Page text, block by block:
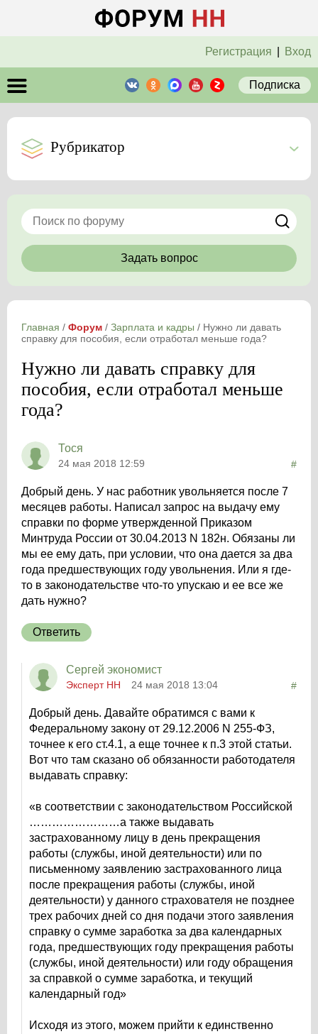
Регистрация Вход
Подписка
Рубрикатор
Задать вопрос
Главная / Форум / Зарплата и кадры / Нужно ли давать
справку для пособия, если отработал меньше года?
Нужно ли давать справку для
пособия, если отработал меньше
года?
Тося
24 мая 2018 12:59 #
Добрый день. У нас работник увольняется после 7
месяцев работы. Написал запрос на выдачу ему
справки по форме утвержденной Приказом
Минтруда России от 30.04.2013 N 182н. Обязаны ли
мы ее ему дать, при условии, что она дается за два
года предшествующих году увольнения. Или я где-
то в законодательстве что-то упускаю и ее все же
дать нужно?
Ответить
Сергей экономист
Эксперт НН 24 мая 2018 13:04 #
Добрый день. Давайте обратимся с вами к
Федеральному закону от 29.12.2006 N 255-ФЗ,
точнее к его ст.4.1, а еще точнее к п.3 этой статьи.
Вот что там сказано об обязанности работодателя
выдавать справку:
«в соответствии с законодательством Российской
……………………а также выдавать
застрахованному лицу в день прекращения
работы (службы, иной деятельности) или по
письменному заявлению застрахованного лица
после прекращения работы (службы, иной
деятельности) у данного страхователя не позднее
трех рабочих дней со дня подачи этого заявления
справку о сумме заработка за два календарных
года, предшествующих году прекращения работы
(службы, иной деятельности) или году обращения
за справкой о сумме заработка, и текущий
календарный год»
Исходя из этого, можем прийти к единственно